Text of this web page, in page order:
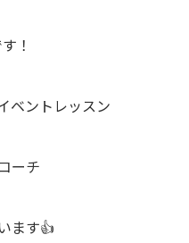
！
ベントレッスン
ーチ
ます👍